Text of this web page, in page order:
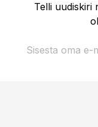
Telli uudiskiri